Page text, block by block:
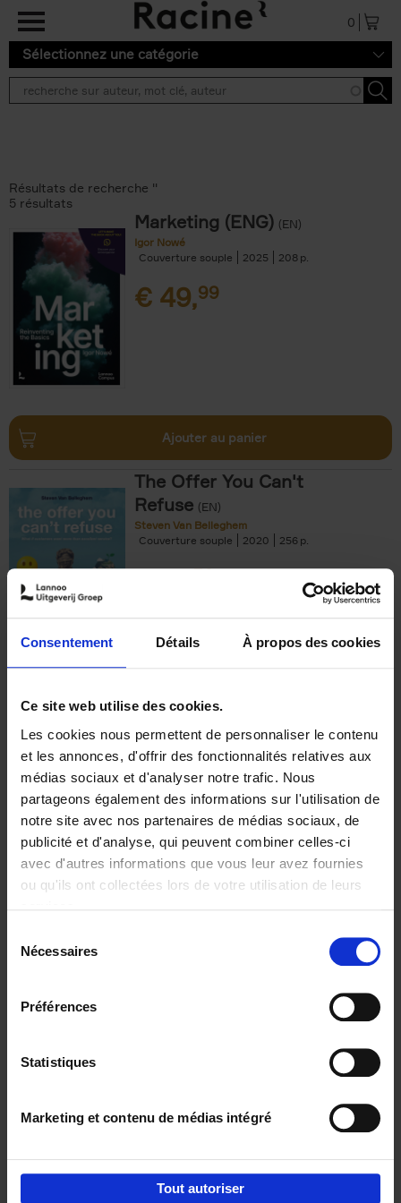
Consentement Détails À propos des cookies
Ce site web utilise des cookies.
Les cookies nous permettent de personnaliser le contenu
et les annonces, d'offrir des fonctionnalités relatives aux
médias sociaux et d'analyser notre trafic. Nous
partageons également des informations sur l'utilisation de
notre site avec nos partenaires de médias sociaux, de
publicité et d'analyse, qui peuvent combiner celles-ci
avec d'autres informations que vous leur avez fournies
ou qu'ils ont collectées lors de votre utilisation de leurs
Nécessaires
Préférences
Statistiques
Marketing et contenu de médias intégré
Tout autoriser
Aller au contenu principal
0
Sélectionnez une catégorie
Résultats de recherche ''
5 résultats
Marketing (ENG) (EN)
Igor Nowé
Couverture souple
2025 208
€ 49,99
Ajouter au panier
The Offer You Can't
Refuse (EN)
Steven Van Belleghem
Couverture souple
2020 256
€37,50
Building Bonds = Building
Business
Jochen Roef Jozefien De Feyter
Carolien Boom
Couverture souple
2025 200
€29,99
Digital marketing like a PRO -
completely revised edition (EN)